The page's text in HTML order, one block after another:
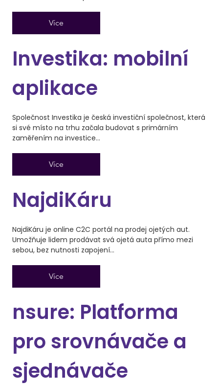
Více
Společnost Investika je česká investiční společnost, která
si své místo na trhu začala budovat s primárním
zaměřením na investice...
Více
Investika: mobilní
aplikace
NajdiKáru je online C2C portál na prodej ojetých aut.
Umožňuje lidem prodávat svá ojetá auta přímo mezi
sebou, bez nutnosti zapojení...
Více
NajdiKáru
nsure: Platforma
pro srovnávače a
sjednávače